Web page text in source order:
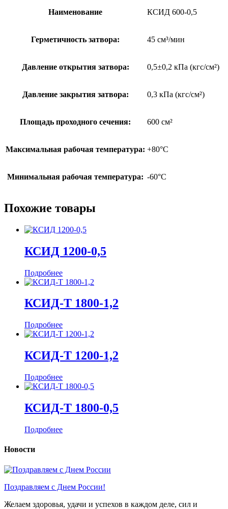
Наименование КСИД 600-0,5
Герметичность затвора: 45 см³/мин
Давление открытия затвора: 0,5±0,2 кПа (кгс/см²)
Давление закрытия затвора: 0,3 кПа (кгс/см²)
Площадь проходного сечения: 600 см²
Максимальная рабочая температура: +80°С
Минимальная рабочая температура: -60°С
Похожие товары
КСИД 1200-0,5
Подробнее
КСИД-Т 1800-1,2
Подробнее
КСИД-Т 1200-1,2
Подробнее
КСИД-Т 1800-0,5
Подробнее
Новости
Поздравляем с Днем России!
Желаем здоровья, удачи и успехов в каждом деле, сил и